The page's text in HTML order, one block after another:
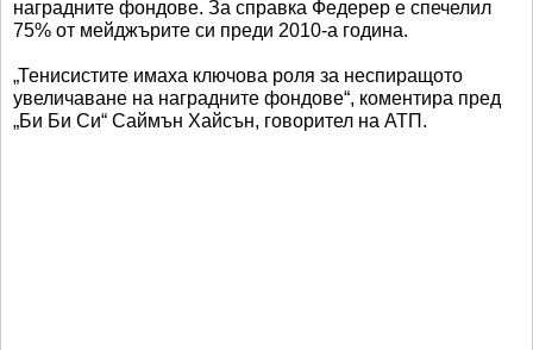
наградните фондове. За справка Федерер е спечелил
75% от мейджърите си преди 2010-а година.
„Тенисистите имаха ключова роля за неспиращото
увеличаване на наградните фондове“, коментира пред
„Би Би Си“ Саймън Хайсън, говорител на АТП.